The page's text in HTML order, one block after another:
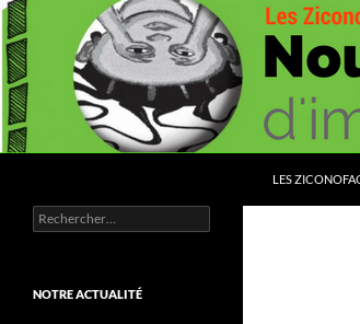
Aller
au
contenu
LES
Nourrissez vous d'images
Rechercher :
NOTRE ACTUALITÉ